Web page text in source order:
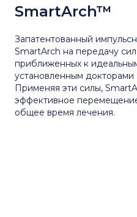
SmartArch™
Запатентованный
SmartArch на передачу
приближенных к
установленным
Применяя эти силы,
эффективное
общее время лечения.